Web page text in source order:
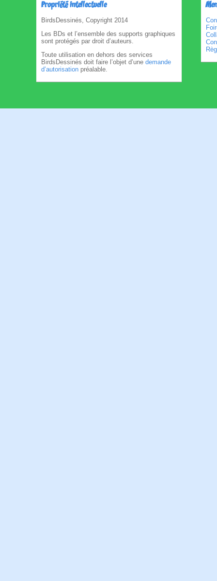
Propriété intellectuelle
BirdsDessinés, Copyright 2014
Les BDs et l’ensemble des supports graphiques
sont protégés par droit d’auteurs.
Toute utilisation en dehors des services
BirdsDessinés doit faire l’objet d’une demande
d’autorisation préalable.